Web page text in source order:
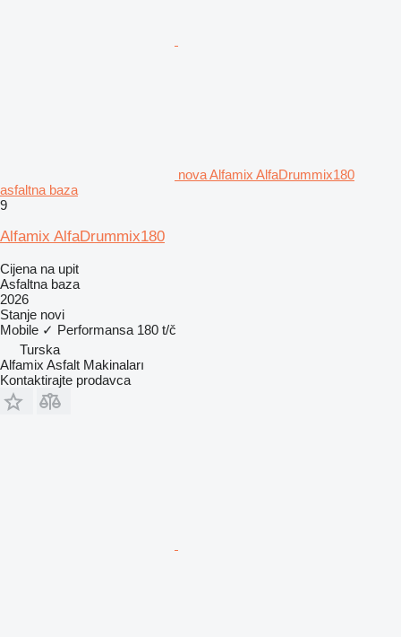
nova Alfamix AlfaDrummix180
asfaltna baza
9
Alfamix AlfaDrummix180
Cijena na upit
Asfaltna baza
2026
Stanje novi
Mobile ✓ Performansa 180 t/č
Turska
Alfamix Asfalt Makinaları
Kontaktirajte prodavca